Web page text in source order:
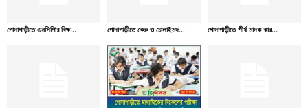
গোদাগাড়ীতে এনসিপি’র বিক্ষ... গোদাগাড়ীতে কেরু ও চোলাইমদ... গোদাগাড়ীতে শীর্ষ মাদক কার...